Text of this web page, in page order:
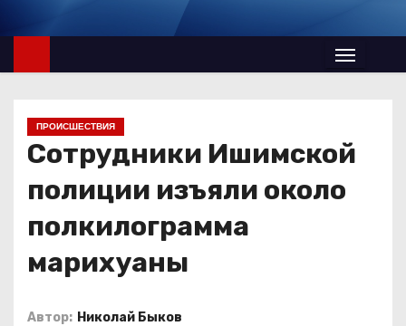
к
ПРОИСШЕСТВИЯ
Сотрудники Ишимской
полиции изъяли около
полкилограмма
марихуаны
Автор: Николай Быков